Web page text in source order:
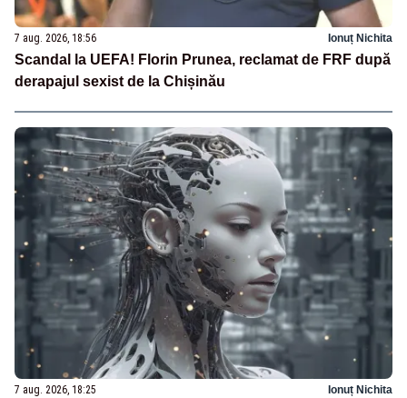
7 aug. 2026, 18:56 Ionuț Nichita
Scandal la UEFA! Florin Prunea, reclamat de FRF după
derapajul sexist de la Chișinău
7 aug. 2026, 18:25 Ionuț Nichita